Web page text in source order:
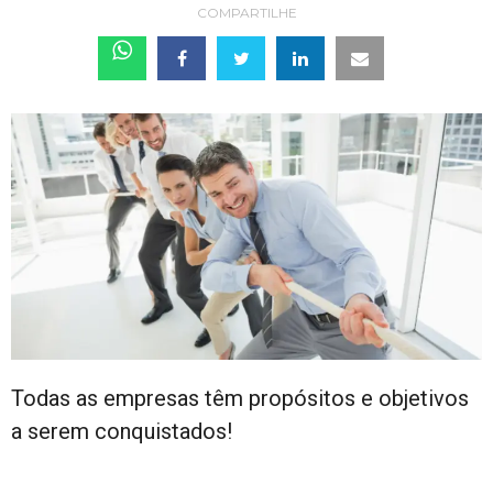
COMPARTILHE
Todas as empresas têm propósitos e objetivos
a serem conquistados!